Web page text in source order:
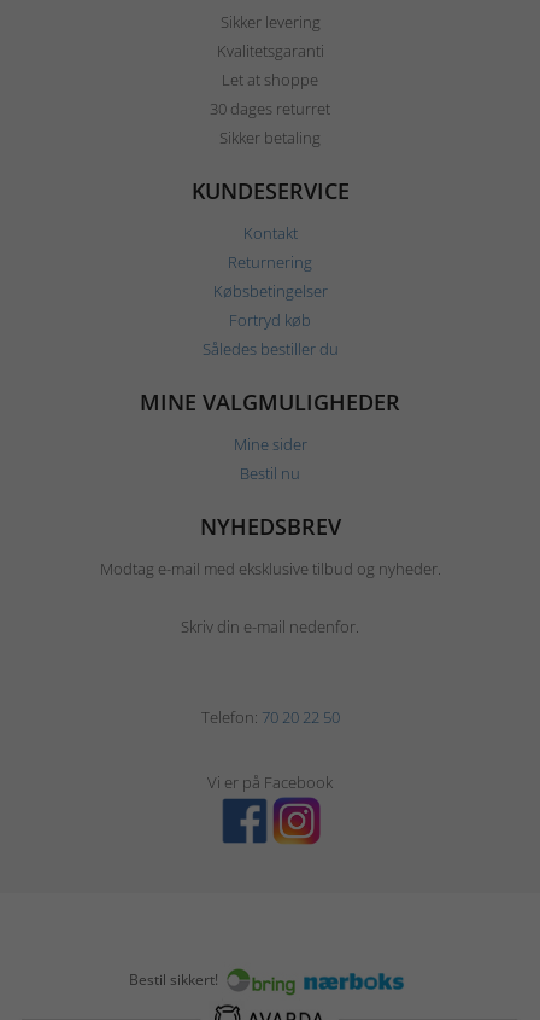
Sikker levering
Kvalitetsgaranti
Let at shoppe
30 dages returret
Sikker betaling
KUNDESERVICE
Kontakt
Returnering
Købsbetingelser
Fortryd køb
Således bestiller du
MINE VALGMULIGHEDER
Mine sider
Bestil nu
NYHEDSBREV
Modtag e-mail med eksklusive tilbud og nyheder.
Skriv din e-mail nedenfor.
Telefon: 70 20 22 50
Vi er på Facebook
Bestil sikkert!